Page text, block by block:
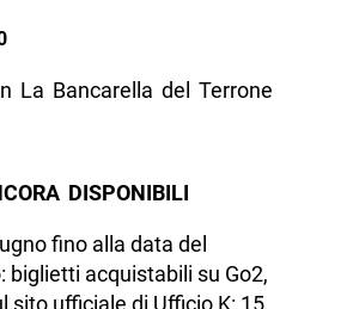
La Bancarella del Terrone
DISPONIBILI
fino alla data del
biglietti acquistabili su Go2,
sito ufficiale di Ufficio K: 15